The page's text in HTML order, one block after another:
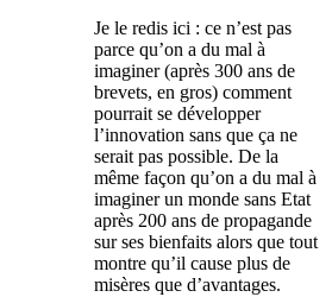
Je le redis ici : ce n’est pas
parce qu’on a du mal à
imaginer (après 300 ans de
brevets, en gros) comment
pourrait se développer
l’innovation sans que ça ne
serait pas possible. De la
même façon qu’on a du mal à
imaginer un monde sans Etat
après 200 ans de propagande
sur ses bienfaits alors que tout
montre qu’il cause plus de
misères que d’avantages.